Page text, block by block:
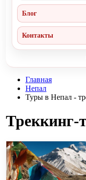
Блог
Контакты
Главная
Непал
Туры в Непал -
Треккинг-